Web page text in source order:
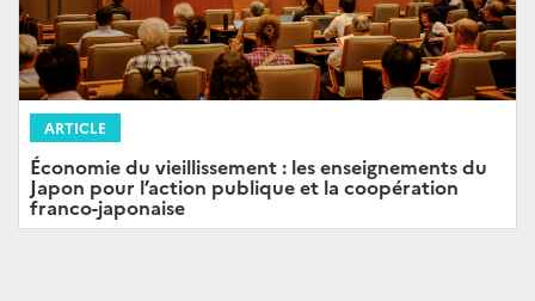
ARTICLE
Économie du vieillissement : les enseignements du
Japon pour l’action publique et la coopération
franco-japonaise